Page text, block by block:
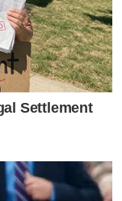
Settlement